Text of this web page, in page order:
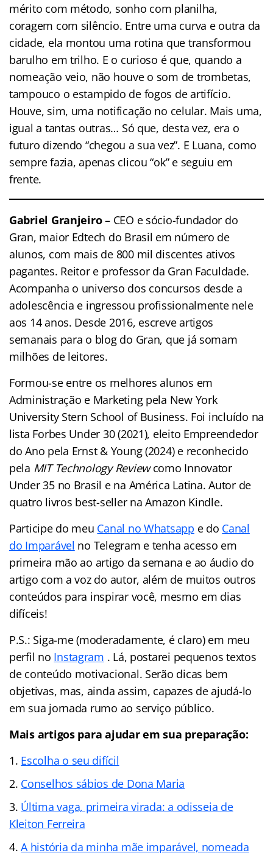
mérito com método, sonho com planilha,
coragem com silêncio. Entre uma curva e outra da
cidade, ela montou uma rotina que transformou
barulho em trilho. E o curioso é que, quando a
nomeação veio, não houve o som de trombetas,
tampouco o estampido de fogos de artifício.
Houve, sim, uma notificação no celular. Mais uma,
igual a tantas outras… Só que, desta vez, era o
futuro dizendo “chegou a sua vez”. E Luana, como
sempre fazia, apenas clicou “ok” e seguiu em
frente.
Gabriel Granjeiro– CEO e sócio-fundador do
Gran, maior Edtech do Brasil em número de
alunos, com mais de 800 mil discentes ativos
pagantes. Reitor e professor da Gran Faculdade.
Acompanha o universo dos concursos desde a
adolescência e ingressou profissionalmente nele
aos 14 anos. Desde 2016, escreve artigos
semanais para o blog do Gran, que já somam
milhões de leitores.
Formou-se entre os melhores alunos em
Administração e Marketing pela New York
University Stern School of Business. Foi incluído na
lista Forbes Under 30 (2021), eleito Empreendedor
do Ano pela Ernst & Young (2024) e reconhecido
pela MIT Technology Reviewcomo Innovator
Under 35 no Brasil e na América Latina. Autor de
quatro livros best-seller na Amazon Kindle.
Participe do meu Canal no Whatsapp e do Canal
do Imparável no Telegram e tenha acesso em
primeira mão ao artigo da semana e ao áudio do
artigo com a voz do autor, além de muitos outros
conteúdos para inspirar você, mesmo em dias
difíceis!
P.S.: Siga-me (moderadamente, é claro) em meu
perfil no Instagram . Lá, postarei pequenos textos
de conteúdo motivacional. Serão dicas bem
objetivas, mas, ainda assim, capazes de ajudá-lo
em sua jornada rumo ao serviço público.
Mais artigos para ajudar em sua preparação:
Escolha o seu difícil
Conselhos sábios de Dona Maria
Última vaga, primeira virada: a odisseia de
Kleiton Ferreira
A história da minha mãe imparável, nomeada